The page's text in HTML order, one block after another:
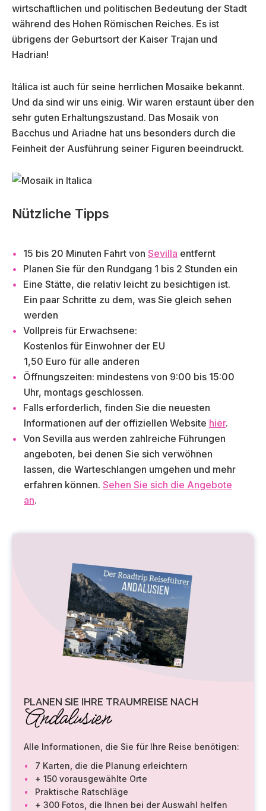
wirtschaftlichen und politischen Bedeutung der Stadt
während des Hohen Römischen Reiches. Es ist
übrigens der Geburtsort der Kaiser Trajan und
Hadrian!
Itálica ist auch für seine herrlichen Mosaike bekannt.
Und da sind wir uns einig. Wir waren erstaunt über den
sehr guten Erhaltungszustand. Das Mosaik von
Bacchus und Ariadne hat uns besonders durch die
Feinheit der Ausführung seiner Figuren beeindruckt.
Nützliche Tipps
15 bis 20 Minuten Fahrt von Sevilla entfernt
Planen Sie für den Rundgang 1 bis 2 Stunden ein
Eine Stätte, die relativ leicht zu besichtigen ist.
Ein paar Schritte zu dem, was Sie gleich sehen
werden
Vollpreis für Erwachsene:
Kostenlos für Einwohner der EU
1,50 Euro für alle anderen
Öffnungszeiten: mindestens von 9:00 bis 15:00
Uhr, montags geschlossen.
Falls erforderlich, finden Sie die neuesten
Informationen auf der offiziellen Website hier.
Von Sevilla aus werden zahlreiche Führungen
angeboten, bei denen Sie sich verwöhnen
lassen, die Warteschlangen umgehen und mehr
erfahren können. Sehen Sie sich die Angebote
an.
PLANEN SIE IHRE TRAUMREISE NACH
Andalusien
Alle Informationen, die Sie für Ihre Reise benötigen:
7 Karten, die die Planung erleichtern
+ 150 vorausgewählte Orte
Praktische Ratschläge
+ 300 Fotos, die Ihnen bei der Auswahl helfen